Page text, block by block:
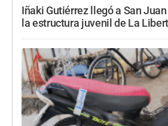
Iñaki Gutiérrez llegó a San
la estructura juvenil de La